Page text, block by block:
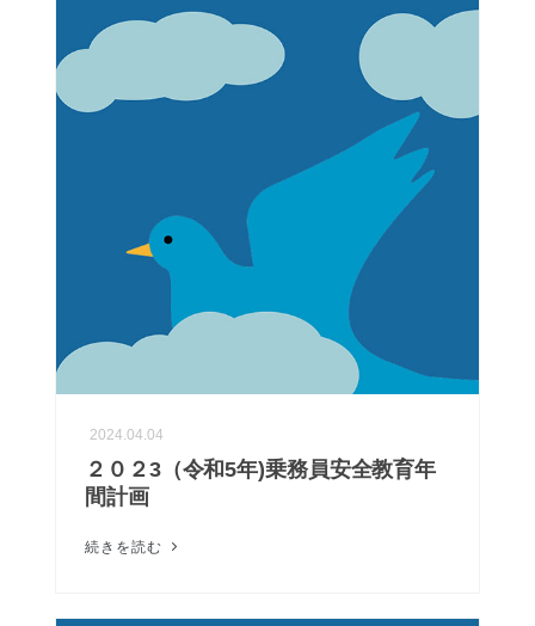
2024.04.04
２０２3（令和5年)乗務員安全教育年
間計画
続きを読む